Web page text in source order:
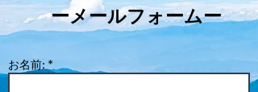
​ーメールフォームー
お名前: *